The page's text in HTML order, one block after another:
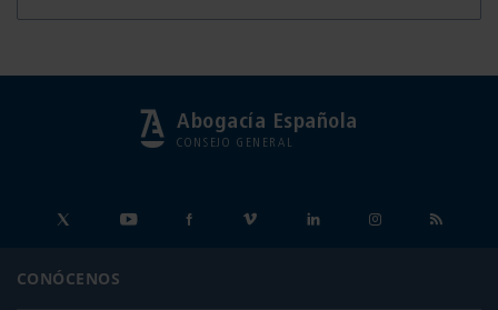
Abogacía Española
CONSEJO GENERAL
CONÓCENOS